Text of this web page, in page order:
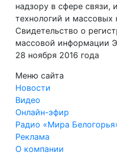
надзору в сфере связи,
технологий и
Свидетельство о
массовой информации
28 ноября 2016 года
Меню сайта
Новости
Видео
Онлайн-эфир
Радио «Мира
Реклама
О компании